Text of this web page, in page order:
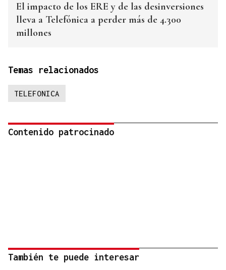
El impacto de los ERE y de las desinversiones
lleva a Telefónica a perder más de 4.300
millones
Temas relacionados
TELEFONICA
Contenido patrocinado
También te puede interesar